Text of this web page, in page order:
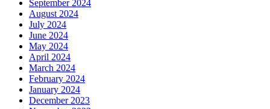
September 2024
August 2024
July 2024
June 2024
May 2024
April 2024
March 2024
February 2024
January 2024
December 2023